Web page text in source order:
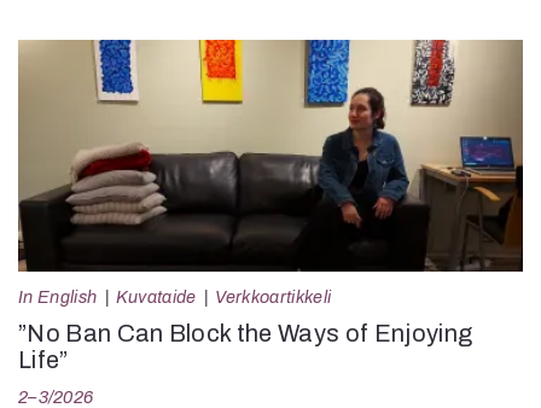
In English Kuvataide Verkkoartikkeli
”No Ban Can Block the Ways of Enjoying
Life”
2–3/2026